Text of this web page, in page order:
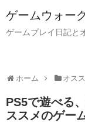
ゲームウォー
ゲームプレイ日記と
ホーム オス
PS5で遊べる
ススメのゲー